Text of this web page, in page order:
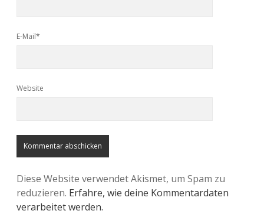
E-Mail*
Website
Diese Website verwendet Akismet, um Spam zu
reduzieren. Erfahre, wie deine Kommentardaten
verarbeitet werden.